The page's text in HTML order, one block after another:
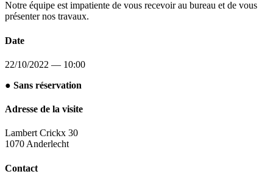
Notre équipe est impatiente de vous recevoir au bureau et de vous
présenter nos travaux.
Date
22/10/2022 — 10:00
● Sans réservation
Adresse de la visite
Lambert Crickx 30
1070 Anderlecht
Contact